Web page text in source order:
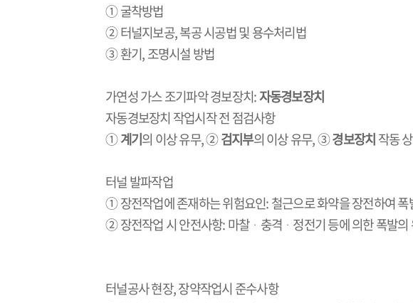
① 굴착방법
② 터널지보공,복공 시공법 및 용수처리법
③ 환기,조명시설 방법
가연성 가스 조기파악 경보장치:자동경보장치
자동경보장치 작업시작 전 점검사항
①계기의 이상 유무,②검지부의 이상 유무,③경보장치작동
터널 발파작업
① 장전작업에 존재하는 위험요인:철근으로 화약을 장전하여
② 장전작업 시 안전사항:마찰ᆞ충격ᆞ정전기 등에 의한 폭발의
터널공사 현장,장약작업시 준수사항